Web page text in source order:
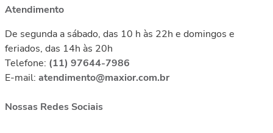
Atendimento
De segunda a sábado, das 10 h às 22h e domingos e
feriados, das 14h às 20h
Telefone: (11) 97644-7986
E-mail: atendimento@maxior.com.br
Nossas Redes Sociais